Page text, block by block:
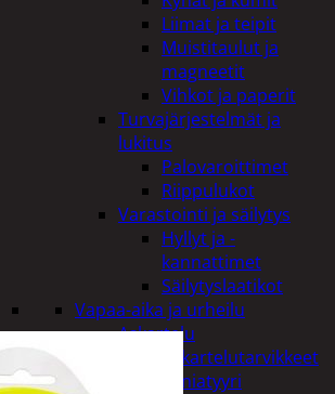
Liimat ja teipit
Muistitaulut ja
magneetit
Vihkot ja paperit
Turvajärjestelmät ja
lukitus
Palovaroittimet
Riippulukot
Varastointi ja säilytys
Hyllyt ja -
kannattimet
Säilytyslaatikot
Vapaa-aika ja urheilu
Askartelu
Askartelutarvikkeet
Miniatyyri